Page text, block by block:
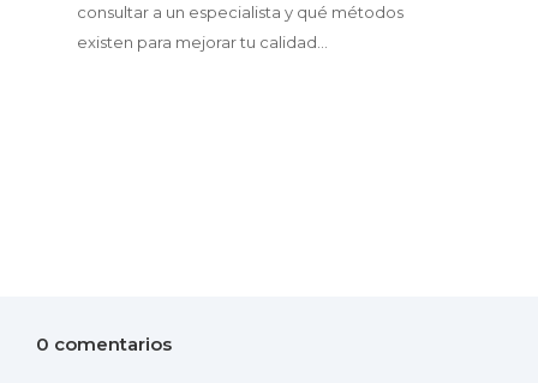
consultar a un especialista y qué métodos
existen para mejorar tu calidad...
0 comentarios